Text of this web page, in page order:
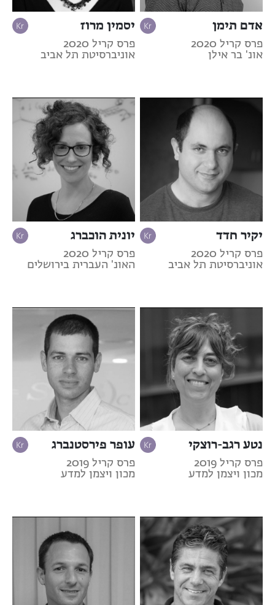
אדם תימן
פרס קריל 2020
אונ' בר אילן
יסמין מרוז
פרס קריל 2020
אוניברסיטת תל אביב
יקיר חדד
פרס קריל 2020
אוניברסיטת תל אביב
יונית הוכברג
פרס קריל 2020
האונ' העברית בירושלים
נטע רגב-רוצקי
פרס קריל 2019
מכון ויצמן למדע
עופר פירסטנברג
פרס קריל 2019
מכון ויצמן למדע